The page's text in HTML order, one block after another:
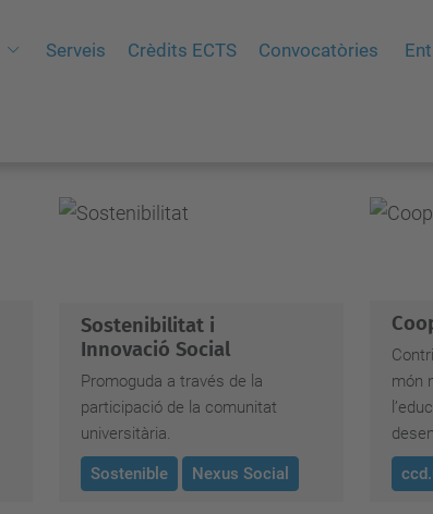
Serveis Crèdits ECTS Convocatòries
Sostenibilitat i
Innovació Social
Promoguda a través de la
participació de la comunitat
universitària.
Sostenible Nexus Social
món